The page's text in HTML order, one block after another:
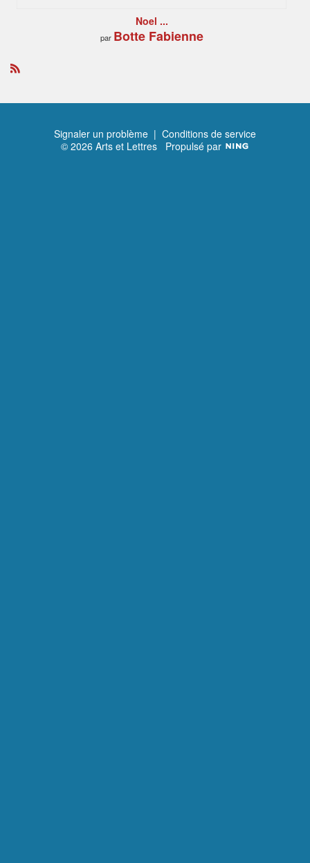
Noel ...
par Botte Fabienne
R
Signaler un problème | Conditions de service
© 2026 Arts et Lettres Propulsé par